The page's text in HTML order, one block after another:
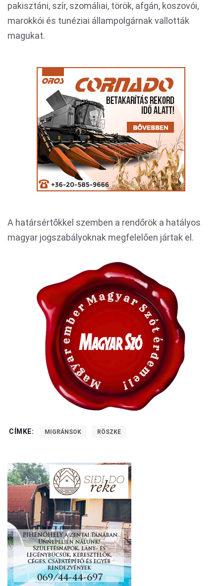
pakisztáni, szír, szomáliai, török, afgán, koszovói,
marokkói és tunéziai állampolgárnak vallották
magukat.
A határsértőkkel szemben a rendőrök a hatályos
magyar jogszabályoknak megfelelően jártak el.
CÍMKE: MIGRÁNSOK RÖSZKE